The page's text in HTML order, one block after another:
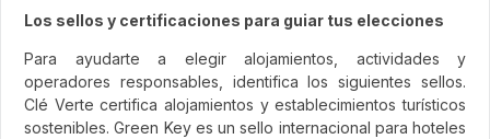
Los sellos y certificaciones para guiar tus elecciones
Para ayudarte a elegir alojamientos, actividades y
operadores responsables, identifica los siguientes sellos.
Clé Verte certifica alojamientos y establecimientos turísticos
sostenibles. Green Key es un sello internacional para hoteles